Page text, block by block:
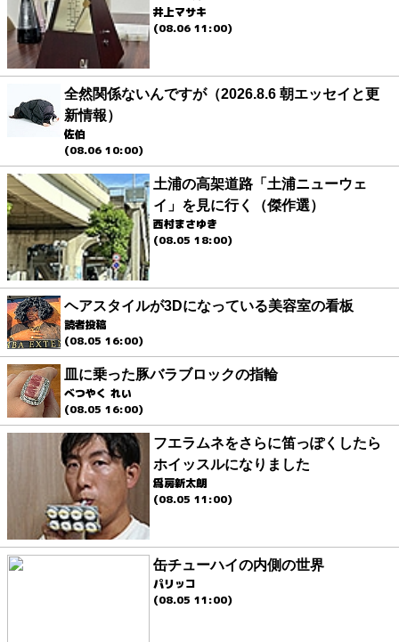
井上マサキ
(08.06 11:00)
全然関係ないんですが（2026.8.6 朝エッセイと更
新情報）
佐伯
(08.06 10:00)
土浦の高架道路「土浦ニューウェ
イ」を見に行く（傑作選）
西村まさゆき
(08.05 18:00)
ヘアスタイルが3Dになっている美容室の看板
読者投稿
(08.05 16:00)
皿に乗った豚バラブロックの指輪
べつやく れい
(08.05 16:00)
フエラムネをさらに笛っぽくしたら
ホイッスルになりました
爲房新太朗
(08.05 11:00)
缶チューハイの内側の世界
パリッコ
(08.05 11:00)